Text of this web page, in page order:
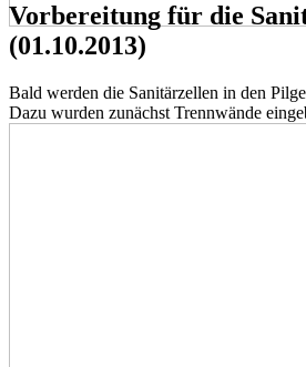
Vorbereitung für die
(01.10.2013)
Bald werden die Sanitärzellen in den
Dazu wurden zunächst Trennwände